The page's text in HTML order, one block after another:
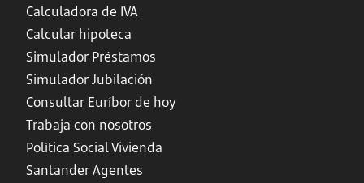
Calculadora de IVA
Calcular hipoteca
Simulador Préstamos
Simulador Jubilación
Consultar Euríbor de hoy
Trabaja con nosotros
Política Social Vivienda
Santander Agentes